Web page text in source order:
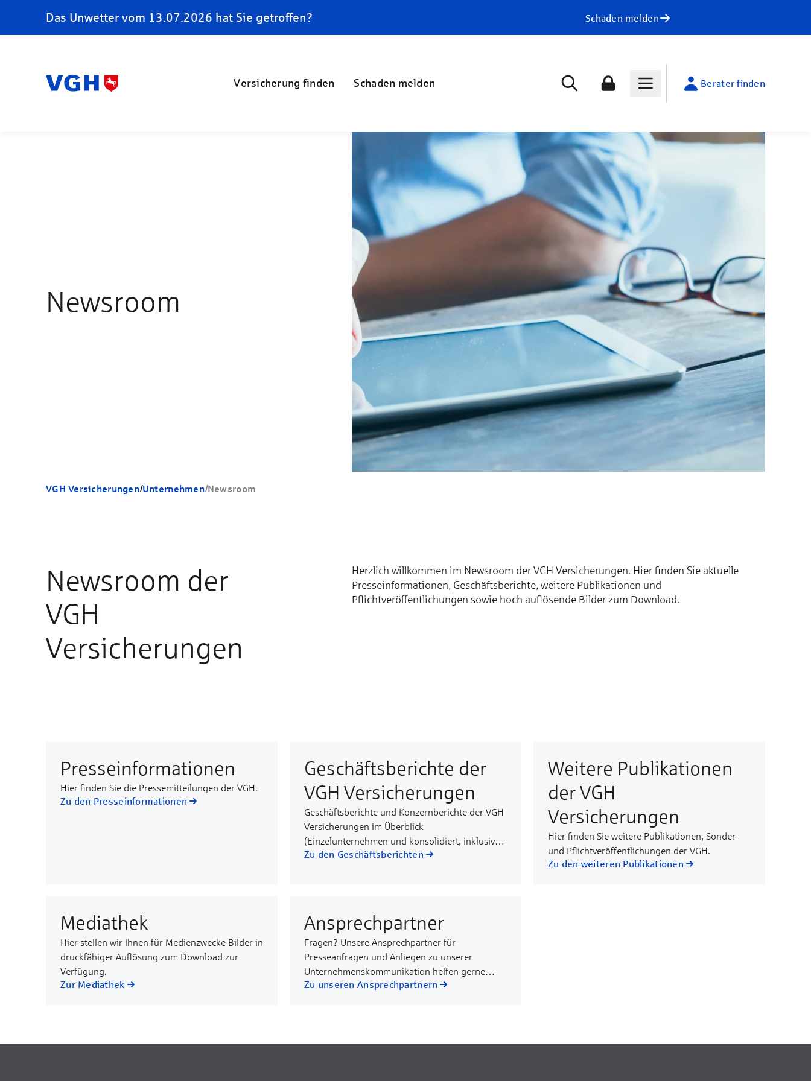
Das Unwetter vom 13.07.2026 hat Sie getroffen? Schaden melden
Versicherung finden Schaden melden Berater finden
Newsroom
VGH Versicherungen/Unternehmen/Newsroom
Newsroom der
VGH
Versicherungen
Herzlich willkommen im Newsroom der VGH Versicherungen. Hier finden Sie aktuelle
Presseinformationen, Geschäftsberichte, weitere Publikationen und
Pflichtveröffentlichungen sowie hoch auflösende Bilder zum Download.
Presseinformationen
Hier finden Sie die Pressemitteilungen der VGH.
Zu den Presseinformationen
Geschäftsberichte der
VGH Versicherungen
Geschäftsberichte und Konzernberichte der VGH
Versicherungen im Überblick
(Einzelunternehmen und konsolidiert, inklusive
Archiv)
Zu den Geschäftsberichten
Weitere Publikationen
der VGH
Versicherungen
Hier finden Sie weitere Publikationen, Sonder-
und Pflichtveröffentlichungen der VGH.
Zu den weiteren Publikationen
Mediathek
Hier stellen wir Ihnen für Medienzwecke Bilder in
druckfähiger Auflösung zum Download zur
Verfügung.
Zur Mediathek
Ansprechpartner
Fragen? Unsere Ansprechpartner für
Presseanfragen und Anliegen zu unserer
Unternehmenskommunikation helfen gerne
weiter.
Zu unseren Ansprechpartnern